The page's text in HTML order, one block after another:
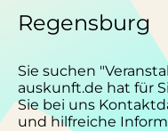
Regensburg
Sie suchen
auskunft.de hat für
Sie bei uns
und hilfreiche